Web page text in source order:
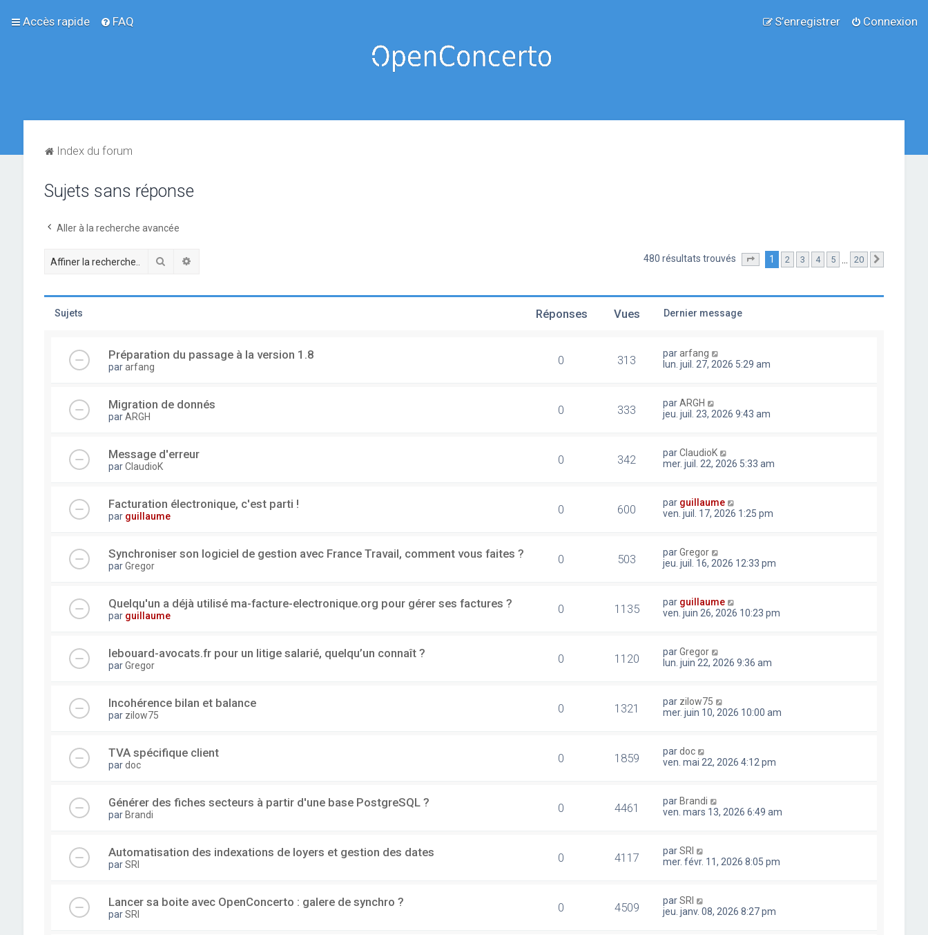
Accès rapide FAQ Connexion
S’enregistrer
Index du forum
Sujets sans réponse
Aller à la recherche avancée
Rechercher 480 résultats trouvés Page sur 20
1 2 3 4 5 20
Sujets Réponses Vues Dernier message
Préparation du passage à la version 1.8
pararfang 0 313 pararfang
lun. juil. 27, 2026 5:29 am
Migration de donnés
parARGH 0 333 parARGH
jeu. juil. 23, 2026 9:43 am
Message d'erreur
parClaudioK 0 342 parClaudioK
mer. juil. 22, 2026 5:33 am
Facturation électronique, c'est parti !
par guillaume 0 600 par guillaume
ven. juil. 17, 2026 1:25 pm
Synchroniser son logiciel de gestion avec France Travail, comment vous faites ?
parGregor 0 503 parGregor
jeu. juil. 16, 2026 12:33 pm
Quelqu'un a déjà utilisé ma-facture-electronique.org pour gérer ses factures ?
par guillaume 0 1135 par guillaume
ven. juin 26, 2026 10:23 pm
lebouard-avocats.fr pour un litige salarié, quelqu’un connaît ?
parGregor 0 1120 parGregor
lun. juin 22, 2026 9:36 am
Incohérence bilan et balance
par zilow75 0 1321 par zilow75
mer. juin 10, 2026 10:00 am
TVA spécifique client
pardoc 0 1859 pardoc
ven. mai 22, 2026 4:12 pm
Générer des fiches secteurs à partir d'une base PostgreSQL ?
par Brandi 0 4461 par Brandi
ven. mars 13, 2026 6:49 am
Automatisation des indexations de loyers et gestion des dates
parSRI 0 4117 parSRI
mer. févr. 11, 2026 8:05 pm
Lancer sa boite avec OpenConcerto : galere de synchro ?
parSRI 0 4509 parSRI
jeu. janv. 08, 2026 8:27 pm